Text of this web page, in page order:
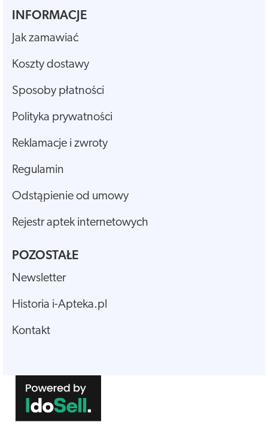
INFORMACJE
Jak zamawiać
Koszty dostawy
Sposoby płatności
Polityka prywatności
Reklamacje i zwroty
Regulamin
Odstąpienie od umowy
Rejestr aptek internetowych
POZOSTAŁE
Newsletter
Historia i-Apteka.pl
Kontakt